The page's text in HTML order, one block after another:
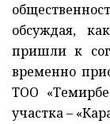
обсуждая,
пришли к
временно
ТОО
участка –